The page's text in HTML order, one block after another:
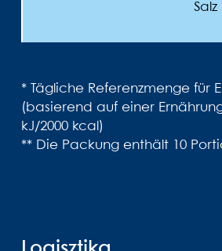
Salz
* Tägliche Referenzmenge für
(basierend auf einer
kJ/2000 kcal)
** Die Packung enthält 10